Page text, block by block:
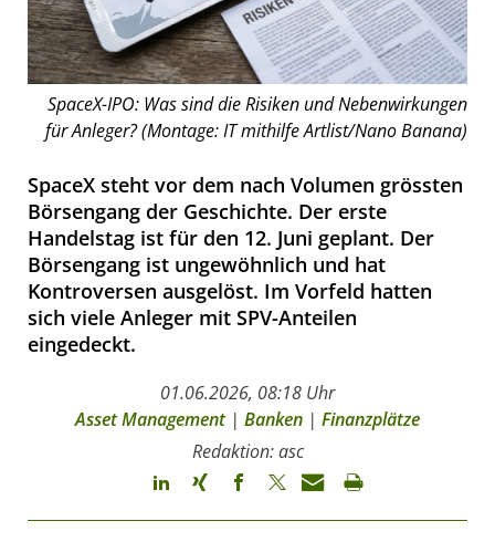
SpaceX-IPO: Was sind die Risiken und Nebenwirkungen
für Anleger? (Montage: IT mithilfe Artlist/Nano Banana)
SpaceX steht vor dem nach Volumen grössten
Börsengang der Geschichte. Der erste
Handelstag ist für den 12. Juni geplant. Der
Börsengang ist ungewöhnlich und hat
Kontroversen ausgelöst. Im Vorfeld hatten
sich viele Anleger mit SPV-Anteilen
eingedeckt.
01.06.2026, 08:18 Uhr
Asset Management| Banken | Finanzplätze
Redaktion: asc